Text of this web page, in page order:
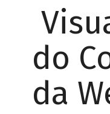
do
da